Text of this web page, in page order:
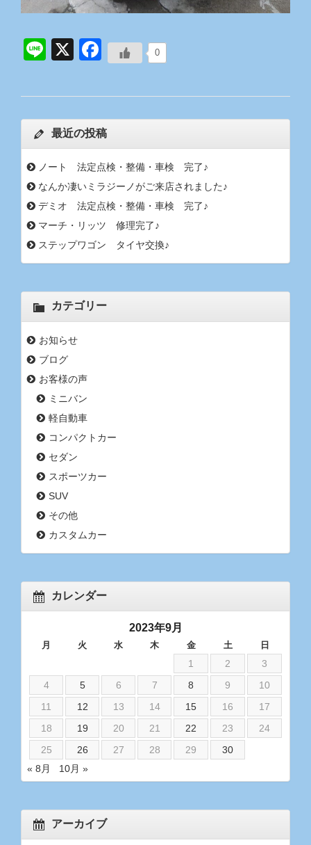
0
Line
X Facebook
最近の投稿
ノート 法定点検・整備・車検 完了♪
なんか凄いミラジーノがご来店されました♪
デミオ 法定点検・整備・車検 完了♪
マーチ・リッツ 修理完了♪
ステップワゴン タイヤ交換♪
カテゴリー
お知らせ
ブログ
お客様の声
ミニバン
軽自動車
コンパクトカー
セダン
スポーツカー
SUV
その他
カスタムカー
カレンダー
2023年9月
月 火 水 木 金 土 日
1 2
3
4
5 6 7 8 9
10
11
12 13 14 15 16
17
18
19 20 21 22 23
24
25
26 27 28 29
30
« 8月
10月 »
アーカイブ